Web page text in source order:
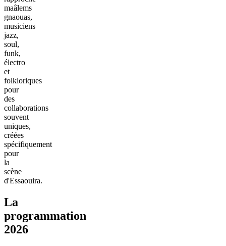
maâlems
gnaouas,
musiciens
jazz,
soul,
funk,
électro
et
folkloriques
pour
des
collaborations
souvent
uniques,
créées
spécifiquement
pour
la
scène
d'Essaouira.
La
programmation
2026